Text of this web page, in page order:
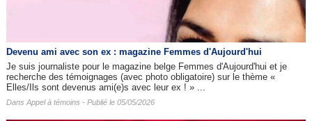
Devenu ami avec son ex : magazine Femmes d'Aujourd'hui
Je suis journaliste pour le magazine belge Femmes d'Aujourd'hui et je
recherche des témoignages (avec photo obligatoire) sur le thème «
Elles/Ils sont devenus ami(e)s avec leur ex ! » ...
Dans Appel à témoins - Publié le 05/05/2026